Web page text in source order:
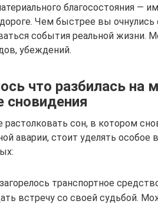
благосостояния —
Чем быстрее вы очнулись
события реальной жизни.
убеждений.
что разбилась
сновидения
растолковать сон, в котором
аварии, стоит уделять
транспортное
встречу со своей судьбой.